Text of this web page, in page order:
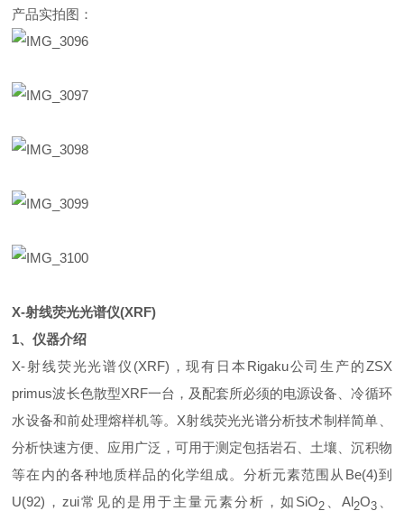
产品实拍图：
X-射线荧光光谱仪(XRF)
1、仪器介绍
X-射线荧光光谱仪(XRF)，现有日本Rigaku公司生产的ZSX
primus波长色散型XRF一台，及配套所必须的电源设备、冷循环
水设备和前处理熔样机等。X射线荧光光谱分析技术制样简单、
分析快速方便、应用广泛，可用于测定包括岩石、土壤、沉积物
等在内的各种地质样品的化学组成。分析元素范围从Be(4)到
U(92)，zui常见的是用于主量元素分析，如SiO2、Al2O3、